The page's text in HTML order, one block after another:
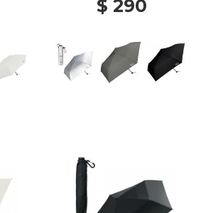
$ 290